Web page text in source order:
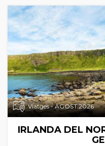
Viatges - AGOST 2026
IRLANDA DEL